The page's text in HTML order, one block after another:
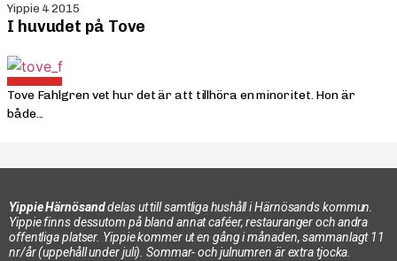
Yippie 4 2015
I huvudet på Tove
Tove Fahlgren vet hur det är att tillhöra en minoritet. Hon är
både...
Yippie Härnösanddelas ut till samtliga hushåll i Härnösands kommun.
Yippie finns dessutom på bland annat caféer, restauranger och andra
offentliga platser. Yippie kommer ut en gång i månaden, sammanlagt 11
nr/år (uppehåll under juli). Sommar- och julnumren är extra tjocka.